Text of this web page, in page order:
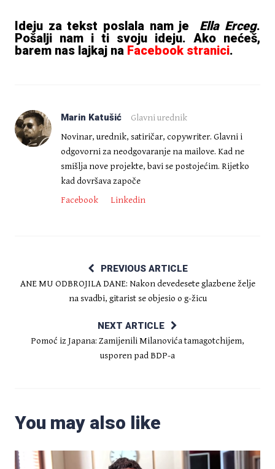
Ideju za tekst poslala nam je Ella Erceg.
Pošalji nam i ti svoju ideju. Ako nećeš,
barem nas lajkaj na Facebook stranici.
Marin Katušić
Glavni urednik
Novinar, urednik, satiričar, copywriter. Glavni i
odgovorni za neodgovaranje na mailove. Kad ne
smišlja nove projekte, bavi se postojećim. Rijetko
kad dovršava započe
Facebook
Linkedin
PREVIOUS ARTICLE
ANE MU ODBROJILA DANE: Nakon devedesete glazbene želje
na svadbi, gitarist se objesio o g-žicu
NEXT ARTICLE
Pomoć iz Japana: Zamijenili Milanovića tamagotchijem,
usporen pad BDP-a
You may also like